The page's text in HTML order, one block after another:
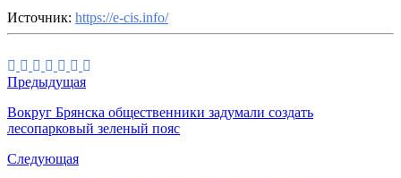
Источник: https://e-cis.info/
Предыдущая
Вокруг Брянска общественники задумали создать
лесопарковый зеленый пояс
Следующая